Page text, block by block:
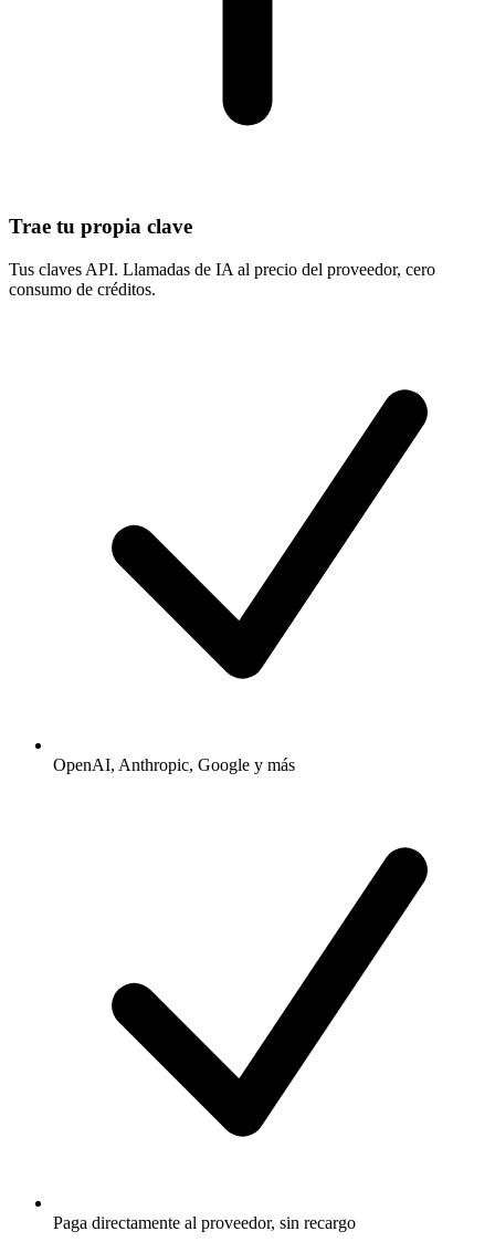
Trae tu propia clave
Tus claves API. Llamadas de IA al precio del proveedor, cero
consumo de créditos.
OpenAI, Anthropic, Google y más
Paga directamente al proveedor, sin recargo